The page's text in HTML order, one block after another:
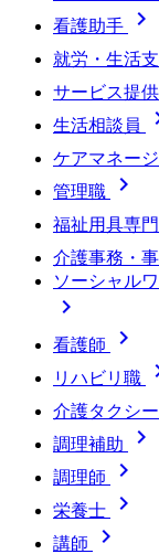
看護助手 
就労・生活
サービス提
生活相談員
ケアマネー
管理職 
福祉用具専
介護事務・
ソーシャル

看護師 
リハビリ職
介護タクシ
調理補助 
調理師 
栄養士 
講師 